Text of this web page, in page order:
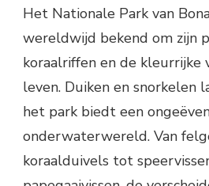
Het Nationale Park van
wereldwijd bekend om zijn
koraalriffen en de kleurrijke
leven. Duiken en snorkelen
het park biedt een
onderwaterwereld. Van
koraalduivels tot